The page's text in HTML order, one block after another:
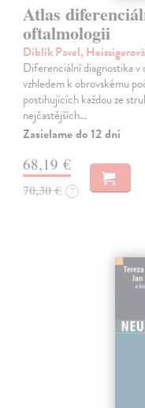
Atlas
oftalmologii
Diblík Pavel,
Diferenciální diagnostika
vzhledem k obrovskému
postihujících každou ze
nejčastějších…
Zasielame do 12 dní
68,19 €
70,30 € ?